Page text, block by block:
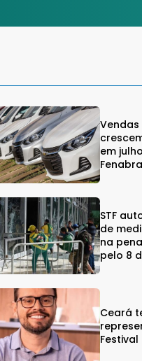
em
STF
de
na
pelo 8
Ceará